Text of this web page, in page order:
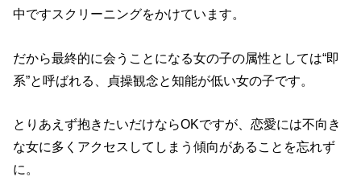
中ですスクリーニングをかけています。
だから最終的に会うことになる女の子の属性としては“即
系”と呼ばれる、貞操観念と知能が低い女の子です。
とりあえず抱きたいだけならOKですが、恋愛には不向き
な女に多くアクセスしてしまう傾向があることを忘れず
に。